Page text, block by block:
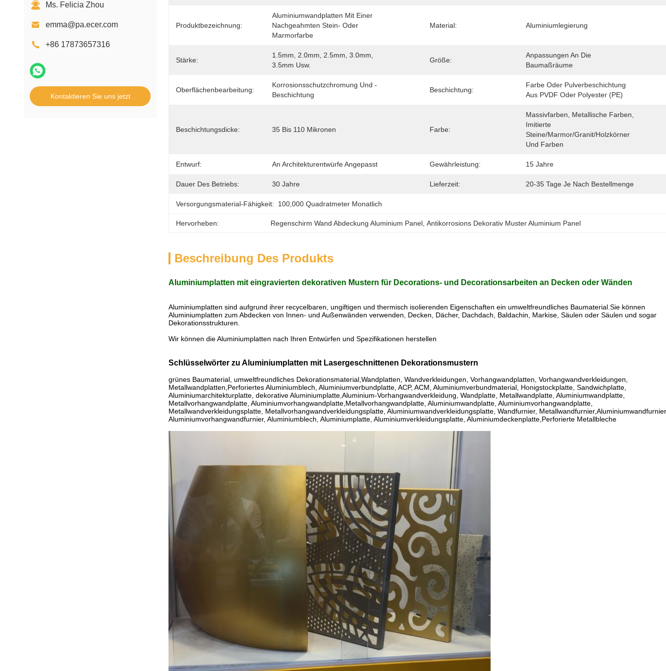
Ms. Felicia Zhou
emma@pa.ecer.com
+86 17873657316
Kontaktieren Sie uns jetzt
Produktbezeichnung:
Aluminiumwandplatten Mit Einer
Nachgeahmten Stein- Oder
Marmorfarbe
Material: Aluminiumlegierung
Stärke:
1.5mm, 2.0mm, 2.5mm, 3.0mm,
3.5mm Usw.
Größe:
Anpassungen An Die
Baumaßräume
Oberflächenbearbeitung:
Korrosionsschutzchromung Und -
Beschichtung
Beschichtung:
Farbe Oder Pulverbeschichtung
Aus PVDF Oder Polyester (PE)
Beschichtungsdicke: 35 Bis 110 Mikronen Farbe:
Massivfarben, Metallische Farben,
Imitierte
Steine/Marmor/Granit/Holzkörner
Und Farben
Entwurf: An Architekturentwürfe Angepasst Gewährleistung: 15 Jahre
Dauer Des Betriebs: 30 Jahre Lieferzeit: 20-35 Tage Je Nach Bestellmenge
Versorgungsmaterial-Fähigkeit: 100,000 Quadratmeter Monatlich
Hervorheben: Regenschirm Wand Abdeckung Aluminium Panel , Antikorrosions Dekorativ Muster Aluminium Panel
Beschreibung Des Produkts
Aluminiumplatten mit eingravierten dekorativen Mustern für Decorations- und Decorationsarbeiten an Decken oder Wänden
Aluminiumplatten sind aufgrund ihrer recycelbaren, ungiftigen und thermisch isolierenden Eigenschaften ein umweltfreundliches Baumaterial.Sie können
Aluminiumplatten zum Abdecken von Innen- und Außenwänden verwenden, Decken, Dächer, Dachdach, Baldachin, Markise, Säulen oder Säulen und sogar
Dekorationsstrukturen.
Wir können die Aluminiumplatten nach Ihren Entwürfen und Spezifikationen herstellen
Schlüsselwörter zu Aluminiumplatten mit Lasergeschnittenen Dekorationsmustern
grünes Baumaterial, umweltfreundliches Dekorationsmaterial, Wandplatten, Wandverkleidungen, Vorhangwandplatten, Vorhangwandverkleidungen,
Metallwandplatten, Perforiertes Aluminiumblech, Aluminiumverbundplatte, ACP, ACM, Aluminiumverbundmaterial, Honigstockplatte, Sandwichplatte,
Aluminiumarchitekturplatte, dekorative Aluminiumplatte,Aluminium-Vorhangwandverkleidung, Wandplatte, Metallwandplatte, Aluminiumwandplatte,
Metallvorhangwandplatte, Aluminiumvorhangwandplatte, Metallvorhangwandplatte, Aluminiumwandplatte, Aluminiumvorhangwandplatte,
Metallwandverkleidungsplatte, Metallvorhangwandverkleidungsplatte, Aluminiumwandverkleidungsplatte, Wandfurnier,
Aluminiumvorhangwandfurnier, Aluminiumblech, Aluminiumplatte, Aluminiumverkleidungsplatte, Aluminiumdeckenplatte, Perforierte Metallbleche